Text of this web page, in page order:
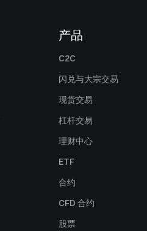
产品
C2C
闪兑与大宗交易
现货交易
杠杆交易
理财中心
ETF
合约
CFD 合约
股票